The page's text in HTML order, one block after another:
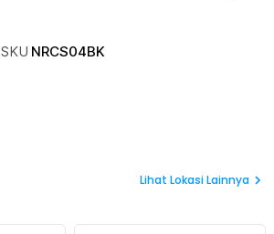
SKU NRCS04BK
Lihat Lokasi Lainnya